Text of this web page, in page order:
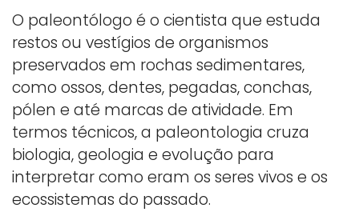
O paleontólogo é o cientista que estuda
restos ou vestígios de organismos
preservados em rochas sedimentares,
como ossos, dentes, pegadas, conchas,
pólen e até marcas de atividade. Em
termos técnicos, a paleontologia cruza
biologia, geologia e evolução para
interpretar como eram os seres vivos e os
ecossistemas do passado.